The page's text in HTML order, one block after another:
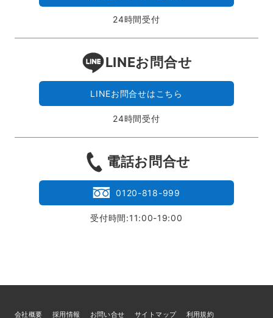
24時間受付
LINEお問合せ
LINEお問合せはこちら
24時間受付
電話お問合せ
0120-818-999
受付時間:11:00-19:00
会社概要 採用情報 お問い合せ サイトマップ 利用規約